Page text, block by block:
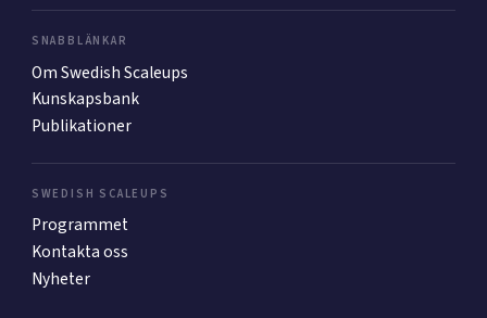
SNABBLÄNKAR
Om Swedish Scaleups
Kunskapsbank
Publikationer
SWEDISH SCALEUPS
Programmet
Kontakta oss
Nyheter